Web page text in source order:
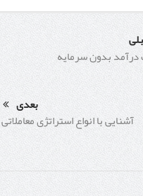
بدون سرمایه
بعدی
آشنایی با انواع استراتژی معاملاتی